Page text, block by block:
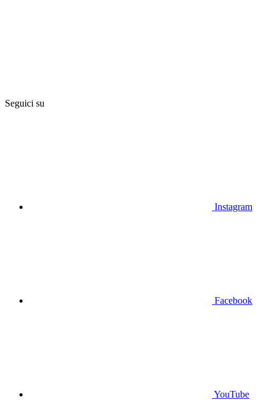
Seguici su
Instagram
Facebook
YouTube